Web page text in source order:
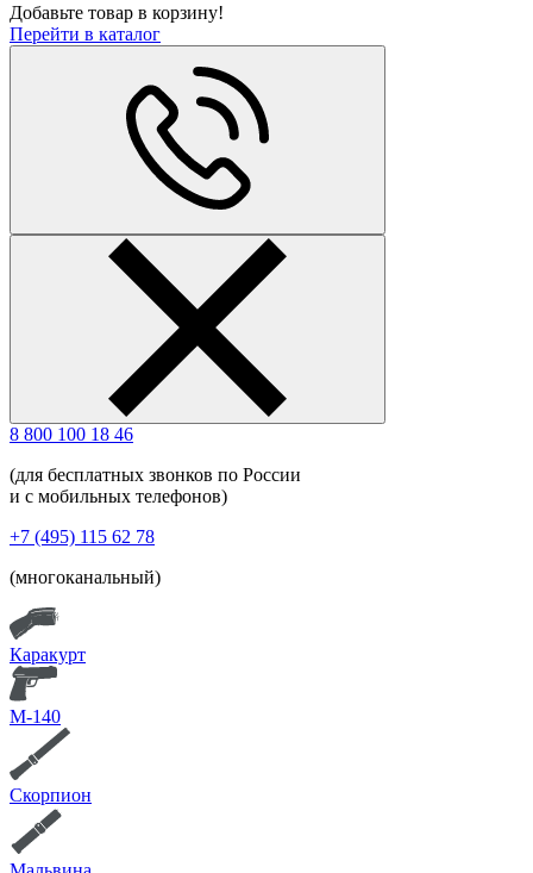
Добавьте товар в корзину!
Перейти в каталог
8 800 100 18 46
(для бесплатных звонков по России
и с мобильных телефонов)
+7 (495) 115 62 78
(многоканальный)
Каракурт
М-140
Скорпион